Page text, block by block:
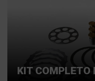
KIT COMPLETO